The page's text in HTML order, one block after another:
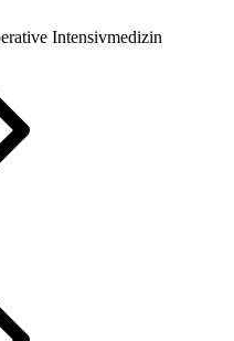
Intensivmedizin